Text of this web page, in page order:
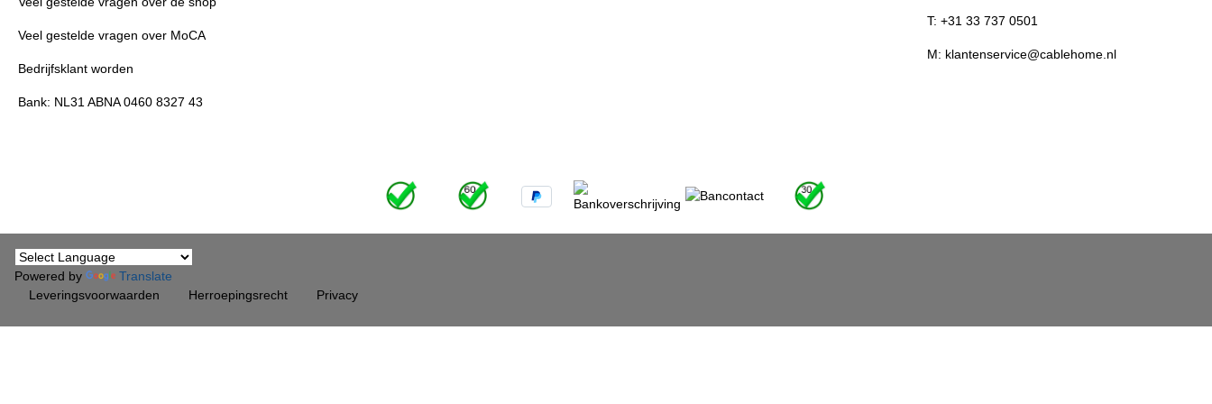
Veel gestelde vragen over MoCA
Bedrijfsklant worden
Bank: NL31 ABNA 0460 8327 43
T: +31 33 737 0501
M: klantenservice@cablehome.nl
Powered by
Translate
Leveringsvoorwaarden
Herroepingsrecht Privacy